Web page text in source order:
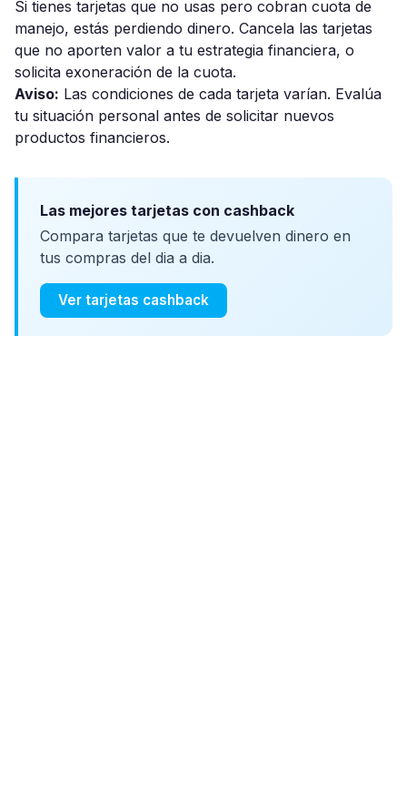
Si tienes tarjetas que no usas pero cobran cuota de
manejo, estás perdiendo dinero. Cancela las tarjetas
que no aporten valor a tu estrategia financiera, o
solicita exoneración de la cuota.
Aviso: Las condiciones de cada tarjeta varían. Evalúa
tu situación personal antes de solicitar nuevos
productos financieros.
Las mejores tarjetas con cashback
Compara tarjetas que te devuelven dinero en
tus compras del dia a dia.
Ver tarjetas cashback